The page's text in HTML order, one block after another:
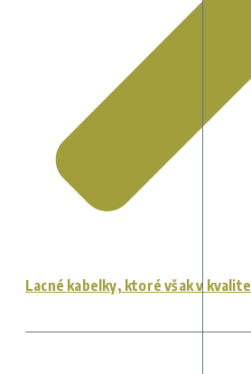
Lacné kabelky, ktoré však v